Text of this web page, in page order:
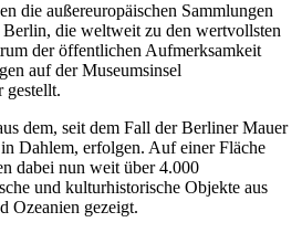
die außereuropäischen Sammlungen
Berlin, die weltweit zu den wertvollsten
der öffentlichen Aufmerksamkeit
auf der Museumsinsel
gestellt.
dem, seit dem Fall der Berliner Mauer
Dahlem, erfolgen. Auf einer Fläche
dabei nun weit über 4.000
und kulturhistorische Objekte aus
Ozeanien gezeigt.